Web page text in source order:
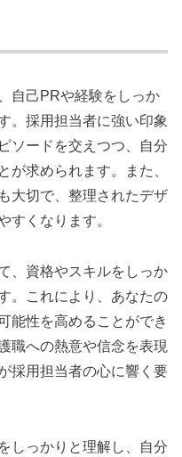
自己PRや経験をしっか
。採用担当者に強い印象
ソードを交えつつ、自分
が求められます。また、
大切で、整理されたデザ
すくなります。
、資格やスキルをしっか
。これにより、あなたの
能性を高めることができ
職への熱意や信念を表現
採用担当者の心に響く要
しっかりと理解し、自分